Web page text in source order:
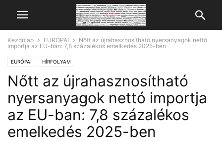
Kezdőlap EURÓPAI
Nőtt az újrahasznosítható nyersanyagok nettó
importja az EU-ban: 7,8 százalékos emelkedés 2025-ben
EURÓPAI HÍRFOLYAM
Nőtt az újrahasznosítható
nyersanyagok nettó importja
az EU-ban: 7,8 százalékos
emelkedés 2025-ben